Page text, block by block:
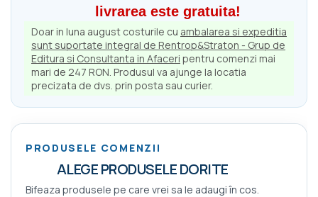
livrarea este gratuita!
Doar in luna august costurile cu ambalarea si expeditia
sunt suportate integral de Rentrop&Straton - Grup de
Editura si Consultanta in Afaceri pentru comenzi mai
mari de 247 RON. Produsul va ajunge la locatia
precizata de dvs. prin posta sau curier.
PRODUSELE COMENZII
ALEGE PRODUSELE DORITE
Bifeaza produsele pe care vrei sa le adaugi în cos.